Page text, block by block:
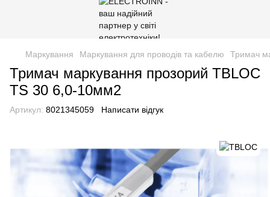
Маркування Маркування для проводів та кабелю Тримач
Тримач маркування прозорий TBLOC
TS 30 6,0-10мм2
Артикул: 8021345059 Написати відгук